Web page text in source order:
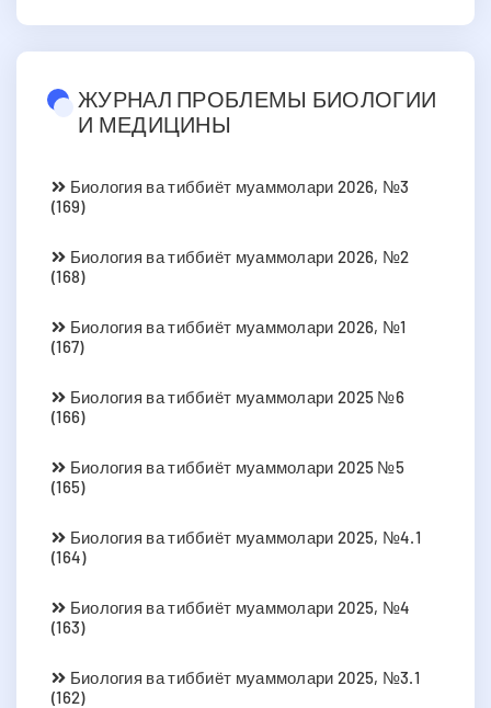
ЖУРНАЛ ПРОБЛЕМЫ БИОЛОГИИ
И МЕДИЦИНЫ
Биология ва тиббиёт муаммолари 2026, №3
(169)
Биология ва тиббиёт муаммолари 2026, №2
(168)
Биология ва тиббиёт муаммолари 2026, №1
(167)
Биология ва тиббиёт муаммолари 2025 №6
(166)
Биология ва тиббиёт муаммолари 2025 №5
(165)
Биология ва тиббиёт муаммолари 2025, №4.1
(164)
Биология ва тиббиёт муаммолари 2025, №4
(163)
Биология ва тиббиёт муаммолари 2025, №3.1
(162)